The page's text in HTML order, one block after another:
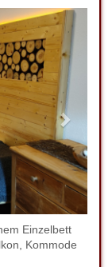
Next
Einzelbett
Kommode